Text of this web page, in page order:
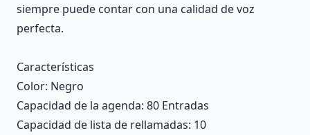
siempre puede contar con una calidad de voz
perfecta.
Características
Color: Negro
Capacidad de la agenda: 80 Entradas
Capacidad de lista de rellamadas: 10